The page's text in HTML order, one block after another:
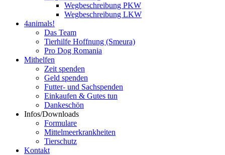
Wegbeschreibung PKW
Wegbeschreibung LKW
4animals!
Das Team
Tierhilfe Hoffnung (Smeura)
Pro Dog Romania
Mithelfen
Zeit spenden
Geld spenden
Futter- und Sachspenden
Einkaufen & Gutes tun
Dankeschön
Infos/Downloads
Formulare
Mittelmeerkrankheiten
Tierschutz
Kontakt